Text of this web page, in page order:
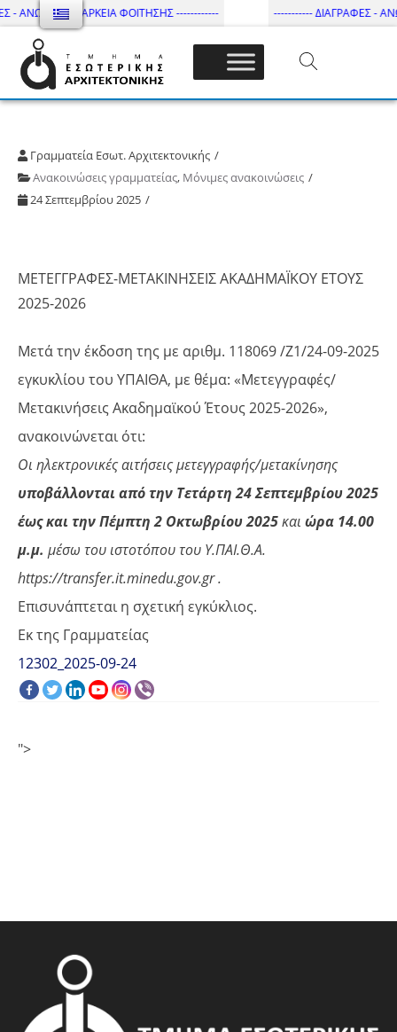
ΑΝΩΤΑΤΗ ΔΙΑΡΚΕΙΑ ΦΟΙΤΗΣΗΣ ------------ ----------- ΔΙΑΓΡΑΦΕΣ -
Τμήμα Εσωτ. Αρχιτεκτονικής – ΔΙ.ΠΑ.Ε
Γραμματεία Εσωτ. Αρχιτεκτονικής
Ανακοινώσεις γραμματείας, Μόνιμες ανακοινώσεις
24 Σεπτεμβρίου 2025
ΜΕΤΕΓΓΡΑΦΕΣ-ΜΕΤΑΚΙΝΗΣΕΙΣ ΑΚΑΔΗΜΑΪΚΟΥ ΕΤΟΥΣ
2025-2026
Μετά την έκδοση της με αριθμ. 118069 /Ζ1/24-09-2025
εγκυκλίου του ΥΠΑΙΘΑ, με θέμα: «Μετεγγραφές/
Μετακινήσεις Ακαδημαϊκού Έτους 2025-2026»,
ανακοινώνεται ότι:
Οι ηλεκτρονικές αιτήσεις μετεγγραφής/μετακίνησης
υποβάλλονται από την Τετάρτη 24Σεπτεμβρίου 2025
έως και την Πέμπτη 2 Οκτωβρίου 2025και ώρα 14.00
μ.μ. μέσω του ιστοτόπου του Υ.ΠΑΙ.Θ.Α.
https://transfer.it.minedu.gov.gr .
Επισυνάπτεται η σχετική εγκύκλιος.
Εκ της Γραμματείας
12302_2025-09-24
">